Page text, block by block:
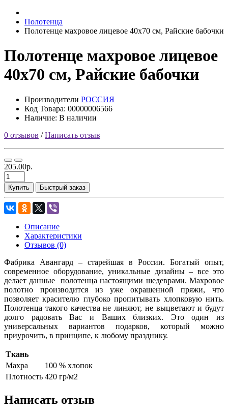
Полотенца
Полотенце махровое лицевое 40х70 см, Райские бабочки
Полотенце махровое лицевое
40х70 см, Райские бабочки
Производители РОССИЯ
Код Товара: 00000006566
Наличие: В наличии
0 отзывов /Написать отзыв
205.00р.
Купить Быстрый заказ
Описание
Характеристики
Отзывов (0)
Фабрика Авангард – старейшая в России. Богатый опыт,
современное оборудование, уникальные дизайны – все это
делает данные полотенца настоящими шедеврами. Махровое
полотно производится из уже окрашенной пряжи, что
позволяет красителю глубоко пропитывать хлопковую нить.
Полотенца такого качества не линяют, не выцветают и будут
долго радовать Вас и Ваших близких. Это один из
универсальных вариантов подарков, который можно
приурочить, в принципе, к любому празднику.
Ткань
Махра
100 % хлопок
Плотность 420 гр/м2
Написать отзыв